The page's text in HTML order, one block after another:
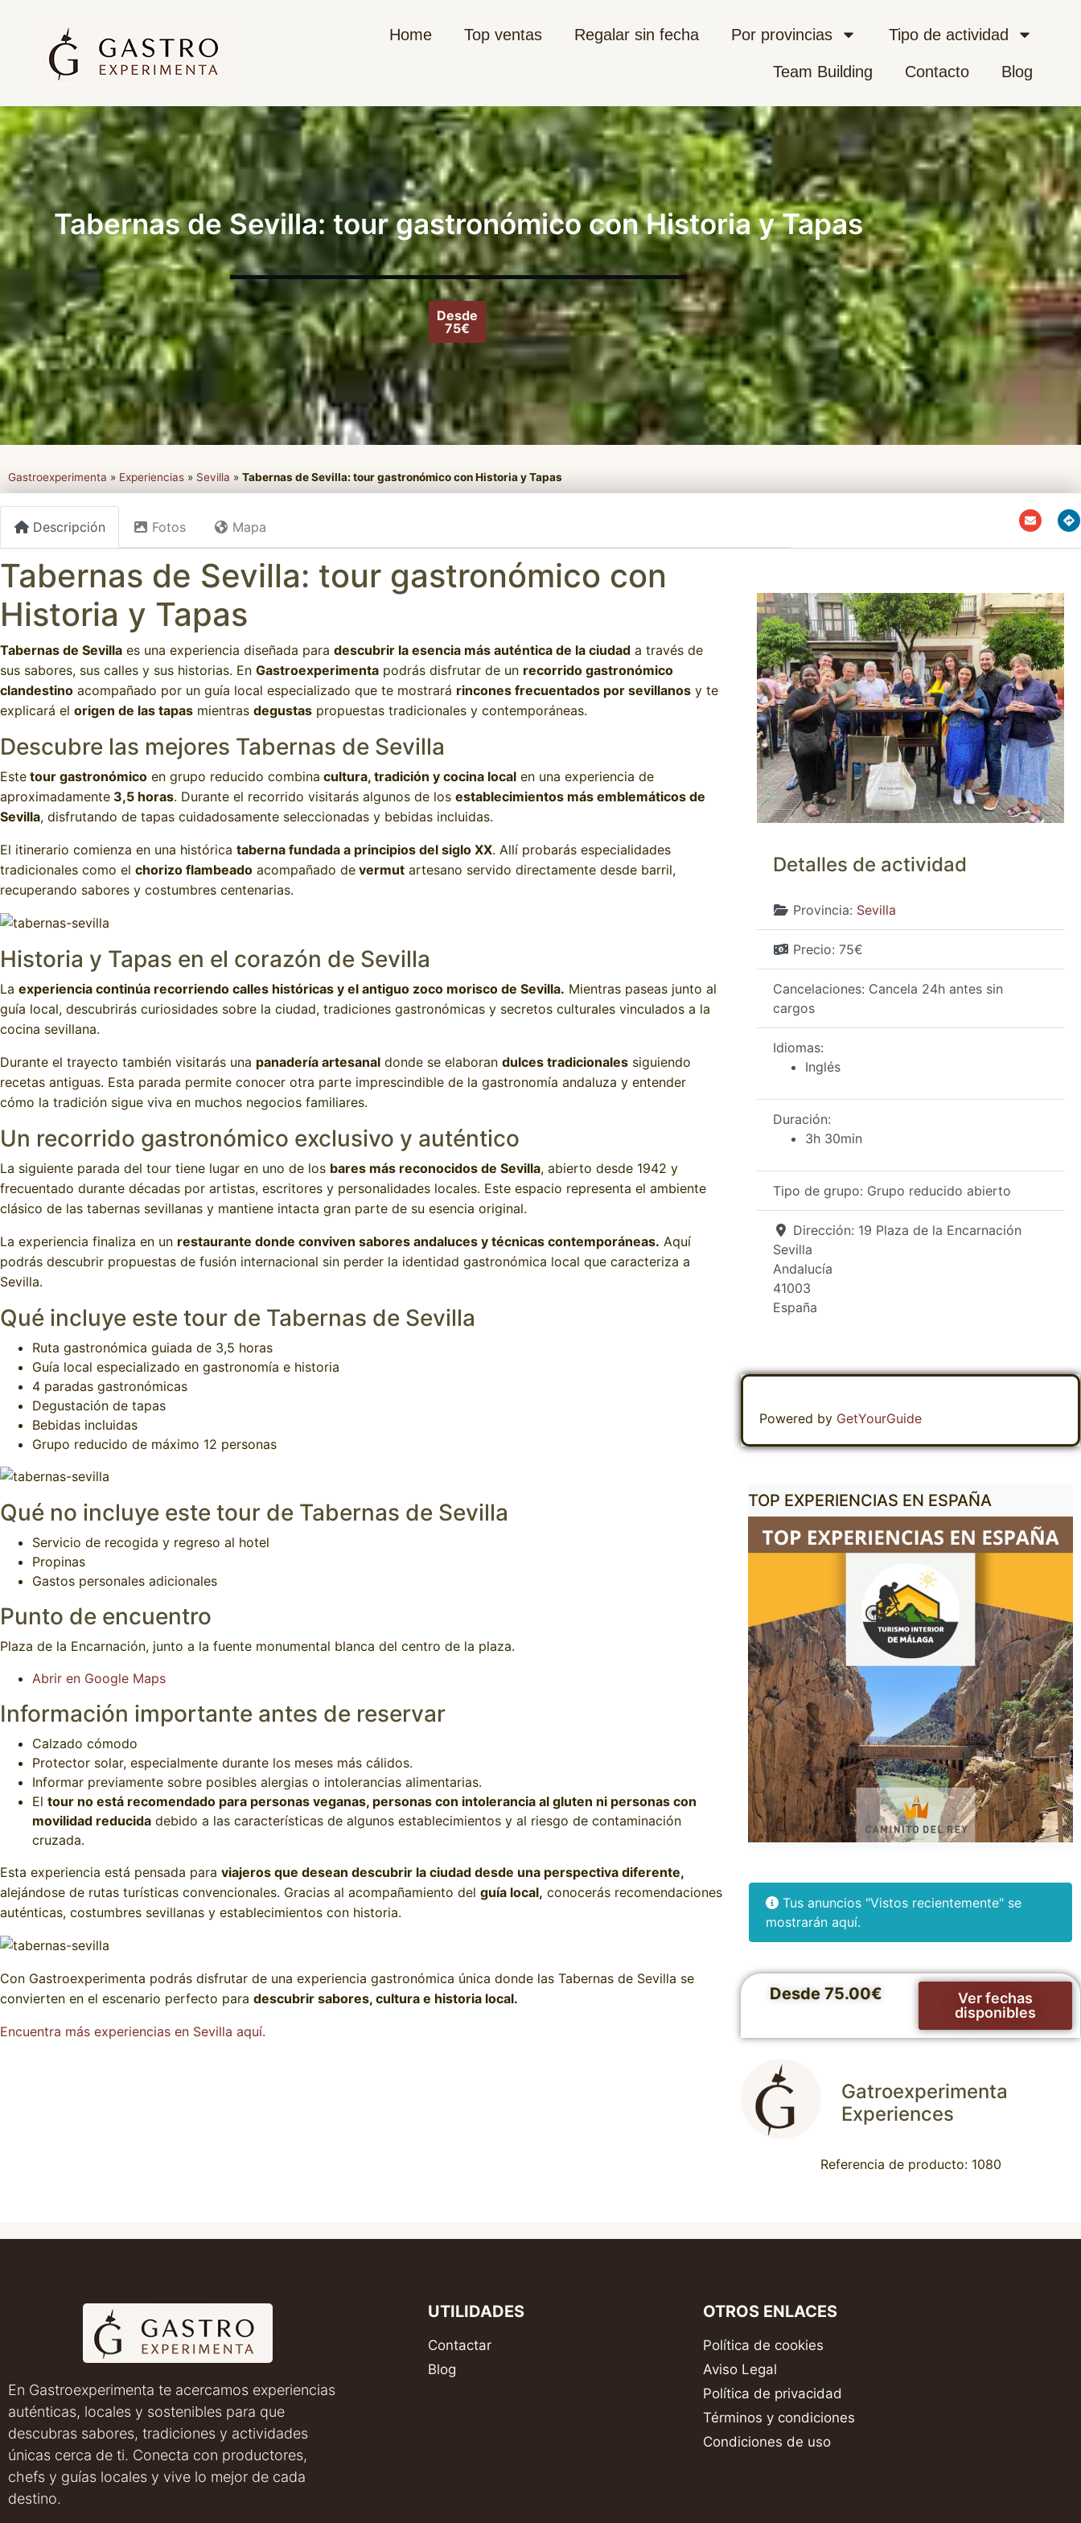
Home Top ventas Regalar sin fecha Por provincias Tipo de actividad
Team Building Contacto Blog
Tabernas de Sevilla: tour gastronómico con Historia y Tapas
Desde
75€
Gastroexperimenta » Experiencias » Sevilla » Tabernas de Sevilla: tour gastronómico con Historia y Tapas
Descripción Fotos Mapa
Tabernas de Sevilla: tour gastronómico con
Historia y Tapas
Tabernas de Sevilla es una experiencia diseñada para descubrir la esencia más auténtica de la ciudad a través de
sus sabores, sus calles y sus historias. En Gastroexperimenta podrás disfrutar de un recorrido gastronómico
clandestino acompañado por un guía local especializado que te mostrará rincones frecuentados por sevillanos y te
explicará el origen de las tapas mientras degustas propuestas tradicionales y contemporáneas.
Descubre las mejores Tabernas de Sevilla
Este tour gastronómico en grupo reducido combina cultura, tradición y cocina local en una experiencia de
aproximadamente 3,5 horas. Durante el recorrido visitarás algunos de los establecimientos más emblemáticos de
Sevilla, disfrutando de tapas cuidadosamente seleccionadas y bebidas incluidas.
El itinerario comienza en una histórica taberna fundada a principios del siglo XX. Allí probarás especialidades
tradicionales como el chorizo flambeado acompañado de vermut artesano servido directamente desde barril,
recuperando sabores y costumbres centenarias.
Historia y Tapas en el corazón de Sevilla
La experiencia continúa recorriendo calles históricas y el antiguo zoco morisco de Sevilla. Mientras paseas junto al
guía local, descubrirás curiosidades sobre la ciudad, tradiciones gastronómicas y secretos culturales vinculados a la
cocina sevillana.
Durante el trayecto también visitarás una panadería artesanal donde se elaboran dulces tradicionales siguiendo
recetas antiguas. Esta parada permite conocer otra parte imprescindible de la gastronomía andaluza y entender
cómo la tradición sigue viva en muchos negocios familiares.
Un recorrido gastronómico exclusivo y auténtico
La siguiente parada del tour tiene lugar en uno de los bares más reconocidos de Sevilla, abierto desde 1942 y
frecuentado durante décadas por artistas, escritores y personalidades locales. Este espacio representa el ambiente
clásico de las tabernas sevillanas y mantiene intacta gran parte de su esencia original.
La experiencia finaliza en un restaurante donde conviven sabores andaluces y técnicas contemporáneas. Aquí
podrás descubrir propuestas de fusión internacional sin perder la identidad gastronómica local que caracteriza a
Sevilla.
Qué incluye este tour de Tabernas de Sevilla
Ruta gastronómica guiada de 3,5 horas
Guía local especializado en gastronomía e historia
4 paradas gastronómicas
Degustación de tapas
Bebidas incluidas
Grupo reducido de máximo 12 personas
Qué no incluye este tour de Tabernas de Sevilla
Servicio de recogida y regreso al hotel
Propinas
Gastos personales adicionales
Punto de encuentro
Plaza de la Encarnación, junto a la fuente monumental blanca del centro de la plaza.
Abrir en Google Maps
Información importante antes de reservar
Calzado cómodo
Protector solar, especialmente durante los meses más cálidos.
Informar previamente sobre posibles alergias o intolerancias alimentarias.
El tour no está recomendado para personas veganas, personas con intolerancia al gluten ni personas con
movilidad reducida debido a las características de algunos establecimientos y al riesgo de contaminación
cruzada.
Esta experiencia está pensada para viajeros que desean descubrir la ciudad desde una perspectiva diferente,
alejándose de rutas turísticas convencionales. Gracias al acompañamiento del guía local, conocerás recomendaciones
auténticas, costumbres sevillanas y establecimientos con historia.
Con Gastroexperimenta podrás disfrutar de una experiencia gastronómica única donde las Tabernas de Sevilla se
convierten en el escenario perfecto para descubrir sabores, cultura e historia local.
Encuentra más experiencias en Sevilla aquí.
Detalles de actividad
Provincia: Sevilla
Precio:75€
Cancelaciones: Cancela 24h antes sin
cargos
Idiomas:
Inglés
Duración:
3h 30min
Tipo de grupo: Grupo reducido abierto
Dirección: 19 Plaza de la Encarnación
Sevilla
Andalucía
41003
España
Powered by GetYourGuide
TOP EXPERIENCIAS EN ESPAÑA
Tus anuncios "Vistos recientemente" se
mostrarán aquí.
Desde 75.00€
Ver fechas
disponibles
Gatroexperimenta
Experiences
Referencia de producto: 1080
En Gastroexperimenta te acercamos experiencias
auténticas, locales y sostenibles para que
descubras sabores, tradiciones y actividades
únicas cerca de ti. Conecta con productores,
chefs y guías locales y vive lo mejor de cada
destino.
UTILIDADES
Contactar
Blog
OTROS ENLACES
Política de cookies
Aviso Legal
Política de privacidad
Términos y condiciones
Condiciones de uso